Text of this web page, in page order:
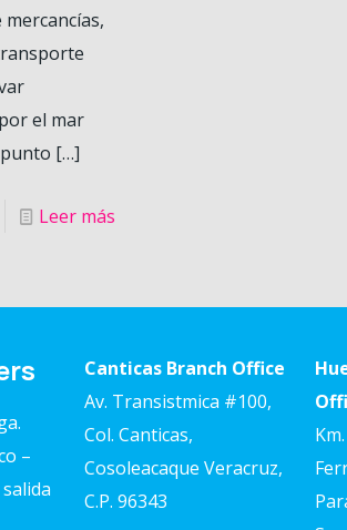
el mar
[…]
Leer más
–
Canticas Branch Office
Av. Transistmica #100,
Col. Canticas,
Cosoleacaque Veracruz,
C.P. 96343